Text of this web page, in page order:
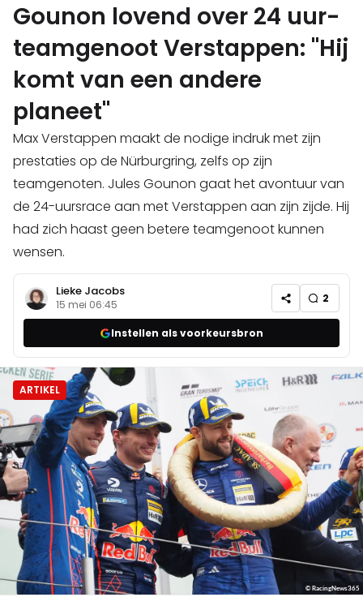
Gounon lovend over 24 uur-
teamgenoot Verstappen: "Hij
komt van een andere
planeet"
Max Verstappen maakt de nodige indruk met zijn
prestaties op de Nürburgring, zelfs op zijn
teamgenoten. Jules Gounon gaat het avontuur van
de 24-uursrace aan met Verstappen aan zijn zijde. Hij
had zich haast geen betere teamgenoot kunnen
wensen.
Lieke Jacobs
15 mei 06:45 2
Instellen als voorkeursbron
ARTIKEL
© RacingNews365